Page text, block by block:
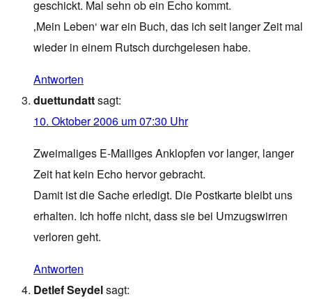
geschickt. Mal sehn ob ein Echo kommt.
‚Mein Leben‘ war ein Buch, das ich seit langer Zeit mal
wieder in einem Rutsch durchgelesen habe.
Antworten
duettundattsagt:
10. Oktober 2006 um 07:30 Uhr
Zweimaliges E-Mailiges Anklopfen vor langer, langer
Zeit hat kein Echo hervor gebracht.
Damit ist die Sache erledigt. Die Postkarte bleibt uns
erhalten. Ich hoffe nicht, dass sie bei Umzugswirren
verloren geht.
Antworten
Detlef Seydelsagt: